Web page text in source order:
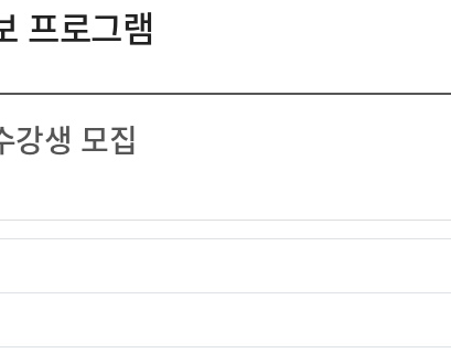
프로그램
강생 모집